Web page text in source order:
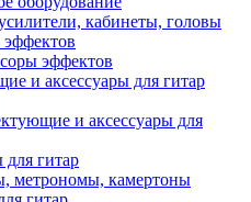
кабинеты, головы
эффектов
и аксессуары для гитар
и аксессуары для
гитар
метрономы, камертоны